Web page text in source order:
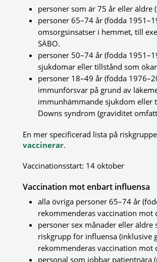
personer som är 75 år eller äldre
personer 65–74 år (födda
omsorgsinsatser i hemmet, till
SÄBO.
personer 50–74 år (födda
sjukdomar eller tillstånd som
personer 18–49 år (födda
immunförsvar på grund av
immunhämmande sjukdom eller
Downs syndrom (graviditet
En mer specificerad lista på
vaccinerar.
Vaccinationsstart: 14 oktober
Vaccination mot enbart influensa
alla övriga personer 65–74 år
rekommenderas vaccination mot
personer sex månader eller
riskgrupp för influensa (inklusive
rekommenderas vaccination mot
personal som jobbar patientnära